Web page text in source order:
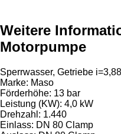
Weitere
Motorpumpe
Sperrwasser, Getriebe
Marke: Maso
Förderhöhe: 13 bar
Leistung (KW): 4,0 kW
Drehzahl: 1.440
Einlass: DN 80 Clamp